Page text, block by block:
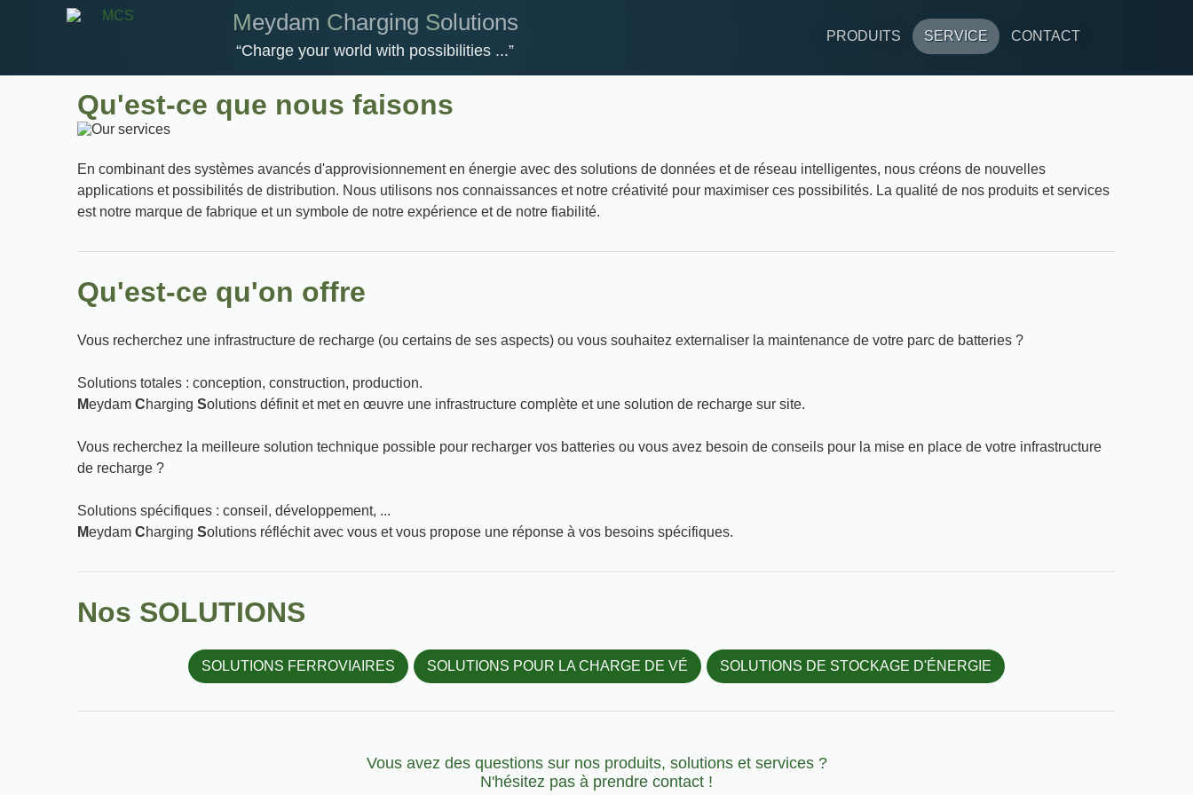
Meydam Charging Solutions
Charge your world with possibilities ...
PRODUITS SERVICE CONTACT
Qu'est-ce que nous faisons
En combinant des systèmes avancés d'approvisionnement en énergie avec des solutions de données et de réseau intelligentes, nous créons de nouvelles
applications et possibilités de distribution. Nous utilisons nos connaissances et notre créativité pour maximiser ces possibilités. La qualité de nos produits et services
est notre marque de fabrique et un symbole de notre expérience et de notre fiabilité.
Qu'est-ce qu'on offre
Vous recherchez une infrastructure de recharge (ou certains de ses aspects) ou vous souhaitez externaliser la maintenance de votre parc de batteries ?
Solutions totales : conception, construction, production.
Meydam Charging Solutions définit et met en œuvre une infrastructure complète et une solution de recharge sur site.
Vous recherchez la meilleure solution technique possible pour recharger vos batteries ou vous avez besoin de conseils pour la mise en place de votre infrastructure
de recharge ?
Solutions spécifiques : conseil, développement, ...
Meydam Charging Solutions réfléchit avec vous et vous propose une réponse à vos besoins spécifiques.
Nos SOLUTIONS
SOLUTIONS FERROVIAIRES SOLUTIONS POUR LA CHARGE DE VÉ SOLUTIONS DE STOCKAGE D'ÉNERGIE
Vous avez des questions sur nos produits, solutions et services?
N'hésitez pas à prendre contact !